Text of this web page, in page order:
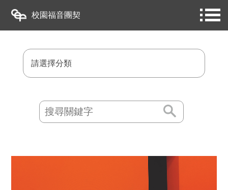
校園福音團契
請選擇分類